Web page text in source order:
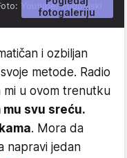
fotogaleriju
Youtube/ Fudbalski
i ozbiljan
metode. Radio
mi u ovom trenutku
mu svu sreću.
. Mora da
napravi jedan